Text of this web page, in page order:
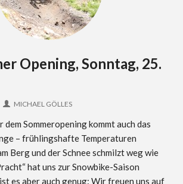
Opening, Sonntag, 25.
MICHAEL GÖLLES
Sommeropening kommt auch das
– frühlingshafte Temperaturen
Berg und der Schnee schmilzt weg wie
hat uns zur Snowbike-Saison
es aber auch genug: Wir freuen uns auf